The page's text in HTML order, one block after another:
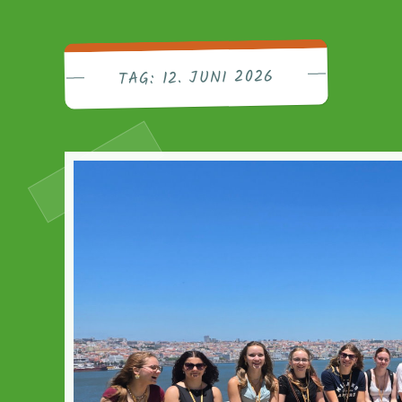
TAG: 12. JUNI 2026